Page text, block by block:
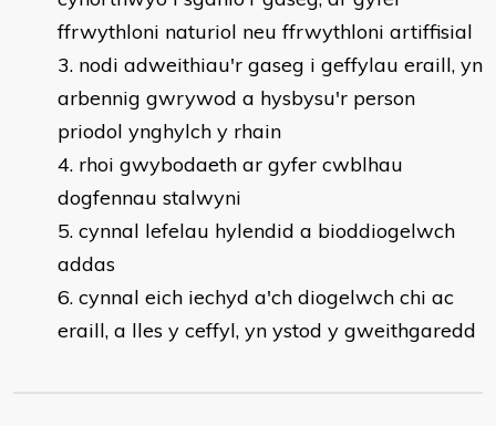
ffrwythloni naturiol neu ffrwythloni artiffisial
nodi adweithiau'r gaseg i geffylau eraill, yn
arbennig gwrywod a hysbysu'r person
priodol ynghylch y rhain
rhoi gwybodaeth ar gyfer cwblhau
dogfennau stalwyni
cynnal lefelau hylendid a bioddiogelwch
addas
cynnal eich iechyd a'ch diogelwch chi ac
eraill, a lles y ceffyl, yn ystod y gweithgaredd